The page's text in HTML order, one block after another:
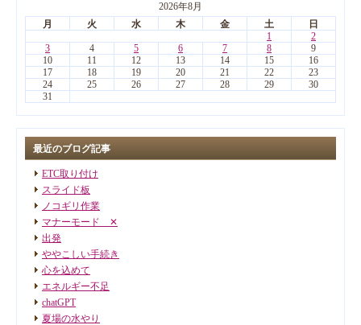
2026年8月
月
火 水 木 金 土
日
1
2
3
4 5 6 7 8
9
10
11 12 13 14 15
16
17
18 19 20 21 22
23
24
25 26 27 28 29
30
31
最近のブログ記事
ETC取り付け
スライド板
ノコギリ作業
マナーモード ✕
出発
ややこしい手続き
心を込めて
エネルギー不足
chatGPT
夏場の水やり